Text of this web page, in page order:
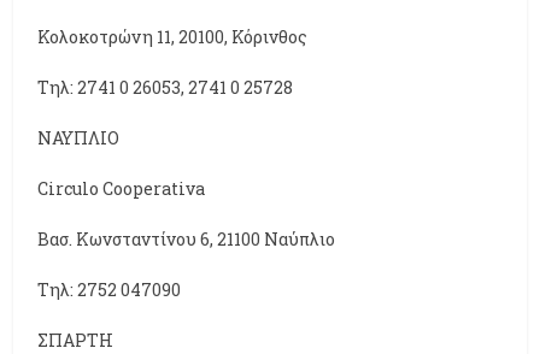
Κολοκοτρώνη 11, 20100, Κόρινθος
Τηλ: 2741 0 26053, 2741 0 25728
ΝΑΥΠΛΙΟ
Circulo Cooperativa
Βασ. Κωνσταντίνου 6, 21100 Ναύπλιο
Τηλ: 2752 047090
ΣΠΑΡΤΗ